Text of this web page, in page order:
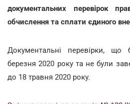
документальних перевірок
обчислення та сплати єдиного
Документальні перевірки,
березня 2020 року та не були
до 18 травня 2020 року.